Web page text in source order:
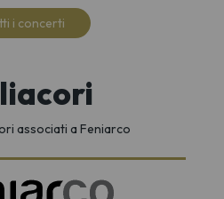
i concerti
associati a Feniarco